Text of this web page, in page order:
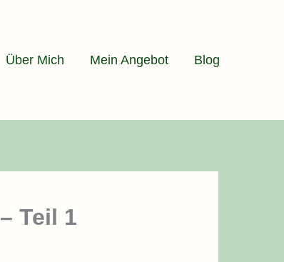
Über Mich Mein Angebot Blog
Teil 1